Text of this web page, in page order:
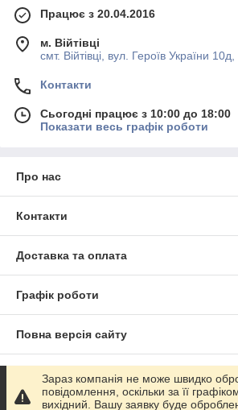
Працює з 20.04.2016
м. Війтівці
смт. Війтівці, вул. Героїв України 10д,
Контакти
Сьогодні працює з 10:00 до 18:00
Показати весь графік роботи
Про нас
Контакти
Доставка та оплата
Графік роботи
Повна версія сайту
Сайт створено на маркетплейсі
Зараз компанія не може швидко
повідомлення, оскільки за її
вихідний. Вашу заявку буде